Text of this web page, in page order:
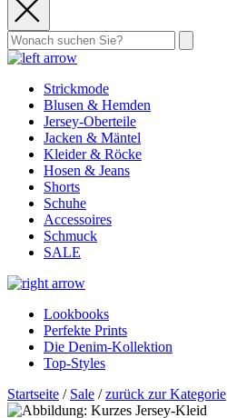
Strickmode
Blusen & Hemden
Jersey-Oberteile
Jacken & Mäntel
Kleider & Röcke
Hosen & Jeans
Shorts
Schuhe
Accessoires
Schmuck
SALE
Lookbooks
Perfekte Prints
Die Denim-Kollektion
Top-Styles
Startseite / Sale /zurück zur Kategorie